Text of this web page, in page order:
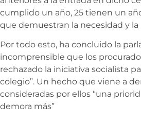
cumplido un año, 25 tienen un
que demuestran la necesidad y
Por todo esto, ha concluido la
incomprensible que los
rechazado la iniciativa socialista
colegio”. Un hecho que viene a
consideradas por ellos “una
demora más”